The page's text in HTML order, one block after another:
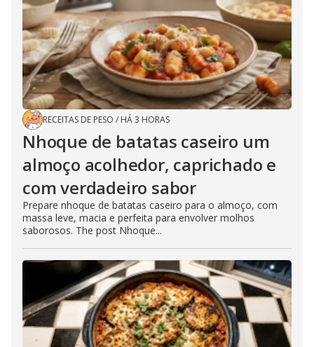
RECEITAS DE PESO / HÁ 3 HORAS
Nhoque de batatas caseiro um
almoço acolhedor, caprichado e
com verdadeiro sabor
Prepare nhoque de batatas caseiro para o almoço, com
massa leve, macia e perfeita para envolver molhos
saborosos. The post Nhoque...